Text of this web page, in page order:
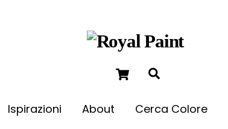
Ispirazioni About Cerca Colore